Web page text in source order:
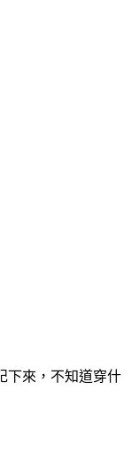
下來，不知道穿什